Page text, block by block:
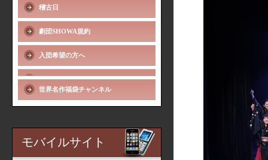
稽古日
劇団SHOWA規約
入団希望の方へ
世界名作福袋チャンネル
モバイルサイト